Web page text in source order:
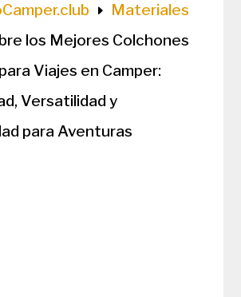
E Materiales
los Mejores Colchones
Viajes en Camper:
Versatilidad y
para Aventuras